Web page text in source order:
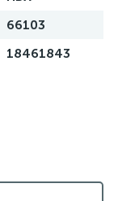
66103
18461843